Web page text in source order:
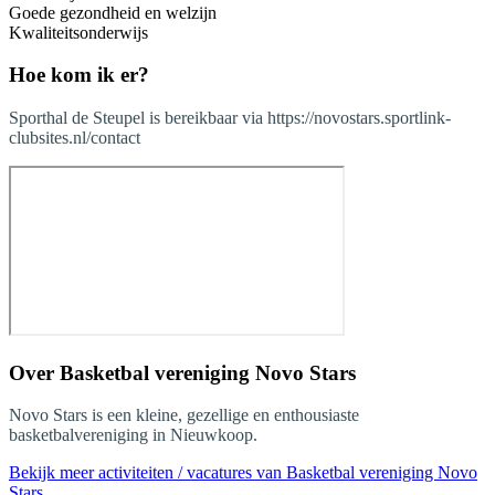
Goede gezondheid en welzijn
Kwaliteitsonderwijs
Hoe kom ik er?
Sporthal de Steupel is bereikbaar via https://novostars.sportlink-
clubsites.nl/contact
Over Basketbal vereniging Novo Stars
Novo Stars is een kleine, gezellige en enthousiaste
basketbalvereniging in Nieuwkoop.
Bekijk meer activiteiten / vacatures van Basketbal vereniging Novo